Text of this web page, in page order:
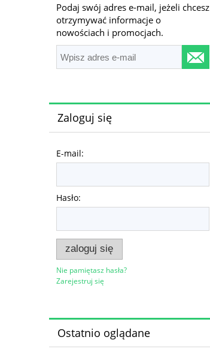
Podaj swój adres e-mail, jeżeli chcesz
otrzymywać informacje o
nowościach i promocjach.
Zaloguj się
E-mail:
Hasło:
zaloguj się
Nie pamiętasz hasła?
Zarejestruj się
Ostatnio oglądane